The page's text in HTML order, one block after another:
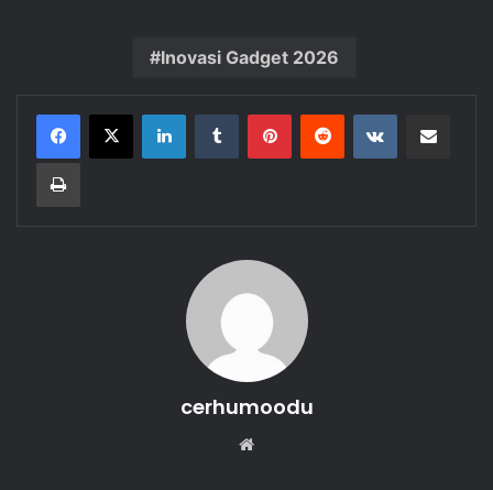
Inovasi Gadget 2026
LinkedInTumblr PinterestReddit VKontakte
Print
cerhumoodu